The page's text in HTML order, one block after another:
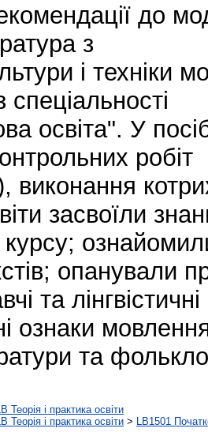
до
з
і техніки
спеціальності
освіта". У
робіт
виконання
засвоїли
курсу;
опанували
та
ознаки
та
Теорія і практика освіти
Теорія і практика освіти > LB1501